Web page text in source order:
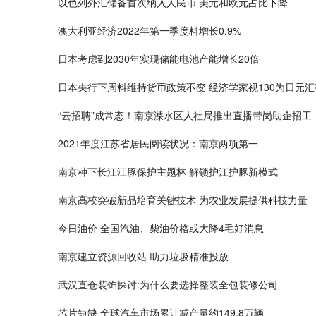
澳大利亚经济2022年第一季度料增长0.9%
日本考虑到2030年实现储能电池产能增长20倍
日本央行下周料维持货币政策不变 经济学家视130为日元
“云招聘”成常态！南京溧水区人社局推出直播带岗助企招工
2021年度江苏省居民阅读状况：南京两项第一
南京种下长江江豚保护主题林 解锁护江护豚新模式
南京高校突破新品培育关键技术 为农业发展提供科技力量
今日油价 全国汽油、柴油价格或大降4毛好消息
南京建立资源回收站 助力垃圾精准投放
武汉直仓装饰探讨:为什么要选择整装全包装修公司
芯片短缺 全球汽车市场累计减产量约149.8万辆